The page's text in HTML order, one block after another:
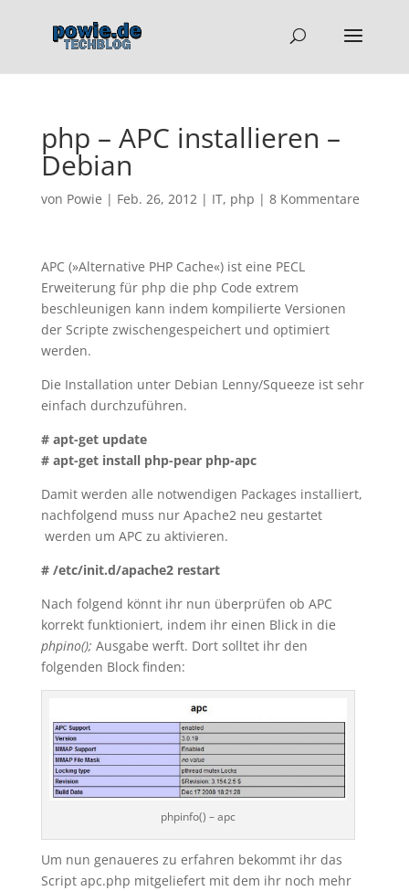
php – APC installieren –
Debian
von Powie | Feb. 26, 2012| IT, php | 8 Kommentare
APC (»Alternative PHP Cache«) ist eine PECL
Erweiterung für php die php Code extrem
beschleunigen kann indem kompilierte Versionen
der Scripte zwischengespeichert und optimiert
werden.
Die Installation unter Debian Lenny/Squeeze ist sehr
einfach durchzuführen.
# apt-get update
# apt-get install php-pear php-apc
Damit werden alle notwendigen Packages installiert,
nachfolgend muss nur Apache2 neu gestartet
werden um APC zu aktivieren.
# /etc/init.d/apache2 restart
Nach folgend könnt ihr nun überprüfen ob APC
korrekt funktioniert, indem ihr einen Blick in die
phpino(); Ausgabe werft. Dort solltet ihr den
folgenden Block finden:
phpinfo() – apc
Um nun genaueres zu erfahren bekommt ihr das
Script apc.php mitgeliefert mit dem ihr noch mehr